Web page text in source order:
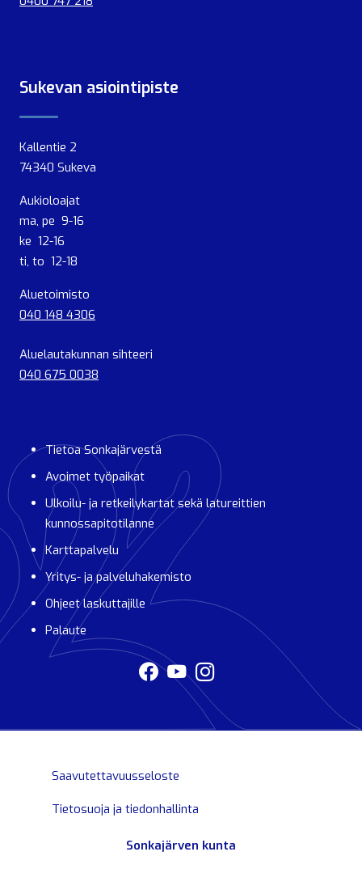
Sukevan asiointipiste
Kallentie 2
74340 Sukeva
Aukioloajat
ma, pe 9-16
ke 12-16
ti, to 12-18
Aluetoimisto
040 148 4306
Aluelautakunnan sihteeri
040 675 0038
Tietoa Sonkajärvestä
Avoimet työpaikat
Ulkoilu- ja retkeilykartat sekä latureittien
kunnossapitotilanne
Karttapalvelu
Yritys- ja palveluhakemisto
Ohjeet laskuttajille
Palaute
Sonkajärven kunta
Saavutettavuusseloste
Tietosuoja ja tiedonhallinta